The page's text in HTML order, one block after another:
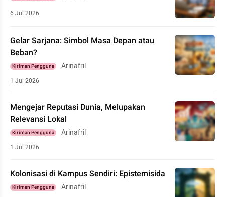
6 Jul 2026
Gelar Sarjana: Simbol Masa Depan atau
Beban?
Kiriman Pengguna Arinafril
1 Jul 2026
Mengejar Reputasi Dunia, Melupakan
Relevansi Lokal
Kiriman Pengguna Arinafril
1 Jul 2026
Kolonisasi di Kampus Sendiri: Epistemisida
Kiriman Pengguna Arinafril